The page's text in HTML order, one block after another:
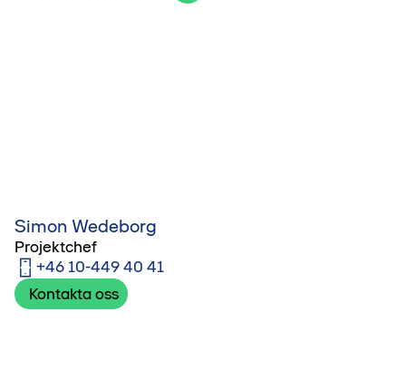
Simon Wedeborg
Projektchef
+46 10-449 40 41
Kontakta oss